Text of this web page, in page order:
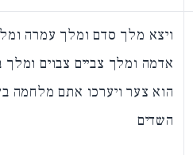
ויצא מלך סדם ומלך עמרה
אדמה ומלך צביים צבוים ומלך
הוא צער ויערכו אתם מלחמה
השדים